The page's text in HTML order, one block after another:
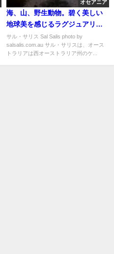
オセアニア
海、山、野生動物。碧く美しい
地球美を感じるラグジュアリー
なテントロッジ「サル・サリ
ス」
サル・サリス Sal Salis photo by
salsalis.com.au サル・サリスは、オース
トラリアは西オーストラリア州のケ...